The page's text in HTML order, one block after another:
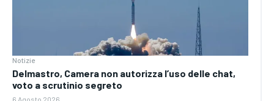
Notizie
Delmastro, Camera non autorizza l’uso delle chat,
voto a scrutinio segreto
6 Agosto 2026